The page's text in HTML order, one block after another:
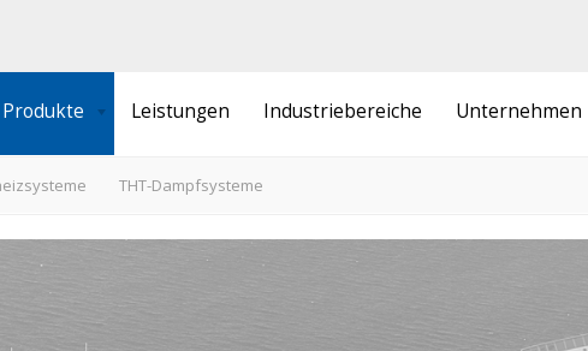
Produkte
Schiffsheizsysteme
Leistungen Industriebereiche Unternehmen
THT-Dampfsysteme